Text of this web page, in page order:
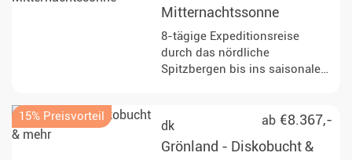
Mitternachtssonne
8-tägige Expeditionsreise
durch das nördliche
Spitzbergen bis ins saisonale
und mit etwas Glück Eisbären
arktische Tundra. Start und
15% Preisvorteil ab €8.367,-
dk
Grönland - Diskobucht &